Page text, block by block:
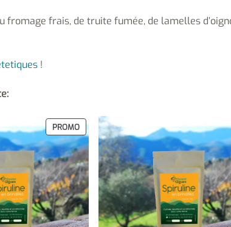
frais, de truite fumée, de lamelles
!
PROMOPRODUIT
EN
PROMOTION